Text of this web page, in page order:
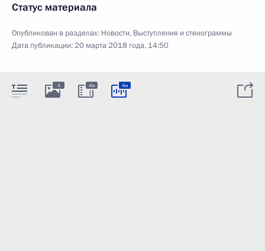
Статус материала
Опубликован в разделах: Новости, Выступления и стенограммы
Дата публикации:20 марта 2018 года, 14:50
4 4м 4м